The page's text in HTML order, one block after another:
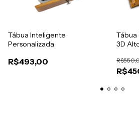
Tábua Inteligente
Personalizada
R$493,00
Tábua
3D